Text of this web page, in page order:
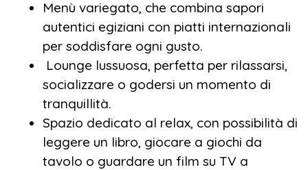
Menù variegato, che combina sapori
autentici egiziani con piatti internazionali
per soddisfare ogni gusto.
Lounge lussuosa, perfetta per rilassarsi,
socializzare o godersi un momento di
tranquillità.
Spazio dedicato al relax, con possibilità di
leggere un libro, giocare a giochi da
tavolo o guardare un film su TV a